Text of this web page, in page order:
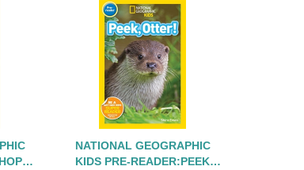
NATIONAL GEOGRAPHIC
KIDS PRE-READER:PEEK